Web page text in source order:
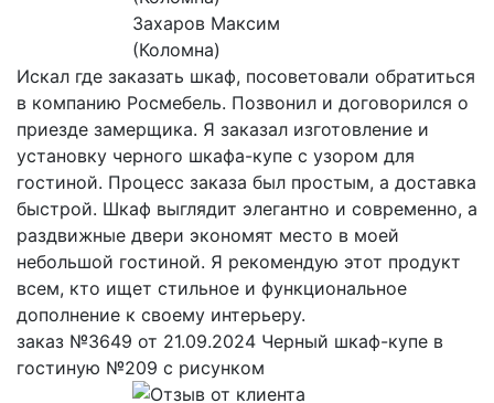
Захаров Максим
(Коломна)
Искал где заказать шкаф, посоветовали обратиться
в компанию Росмебель. Позвонил и договорился о
приезде замерщика. Я заказал изготовление и
установку черного шкафа-купе с узором для
гостиной. Процесс заказа был простым, а доставка
быстрой. Шкаф выглядит элегантно и современно, а
раздвижные двери экономят место в моей
небольшой гостиной. Я рекомендую этот продукт
всем, кто ищет стильное и функциональное
дополнение к своему интерьеру.
заказ №3649 от 21.09.2024 Черный шкаф-купе в
гостиную №209 с рисунком